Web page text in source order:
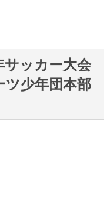
サッカー大会
ツ少年団本部